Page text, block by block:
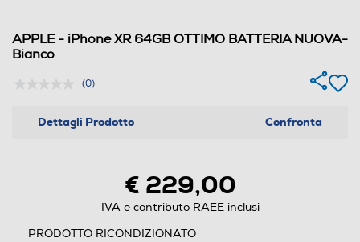
APPLE - iPhone XR 64GB OTTIMO BATTERIA NUOVA-
Bianco
(0)
Dettagli Prodotto Confronta
€ 229,00
IVA e contributo RAEE inclusi
PRODOTTO RICONDIZIONATO